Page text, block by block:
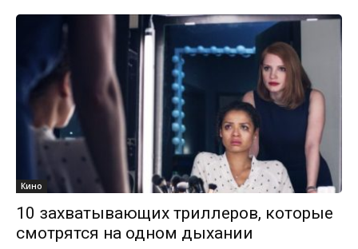
Кино
10 захватывающих триллеров, которые
смотрятся на одном дыхании